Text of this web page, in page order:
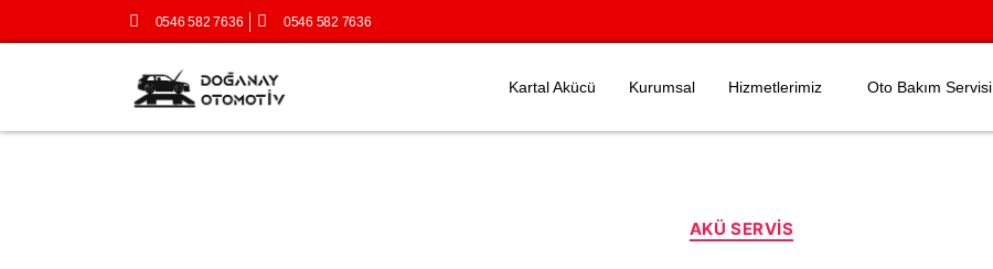
0546 582 7636 0546 582 7636
Kartal Akücü Kurumsal Hizmetlerimiz Oto Bakım Servisi
AKÜ SERVIS